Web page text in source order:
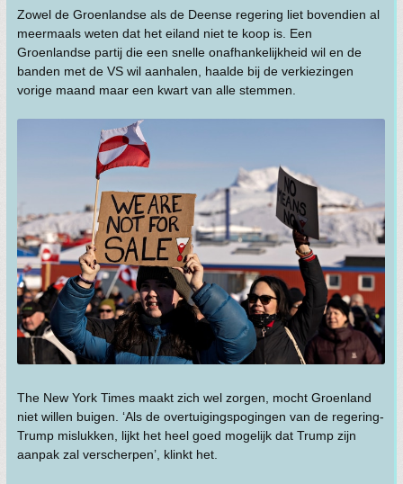
Zowel de Groenlandse als de Deense regering liet bovendien al
meermaals weten dat het eiland niet te koop is. Een
Groenlandse partij die een snelle onafhankelijkheid wil en de
banden met de VS wil aanhalen, haalde bij de verkiezingen
vorige maand maar een kwart van alle stemmen.
The New York Times maakt zich wel zorgen, mocht Groenland
niet willen buigen. ‘Als de overtuigingspogingen van de regering-
Trump mislukken, lijkt het heel goed mogelijk dat Trump zijn
aanpak zal verscherpen’, klinkt het.